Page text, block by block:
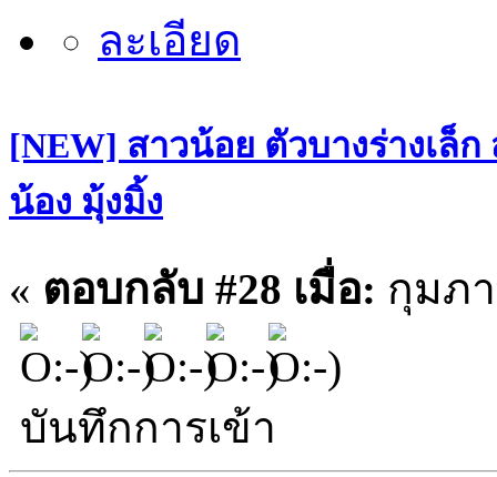
[NEW] สาวน้อย ตัวบางร่างเล็
น้อง มุ้งมิ้ง
« ตอบกลับ #28 เมื่อ: กุมภา
บันทึกการเข้า